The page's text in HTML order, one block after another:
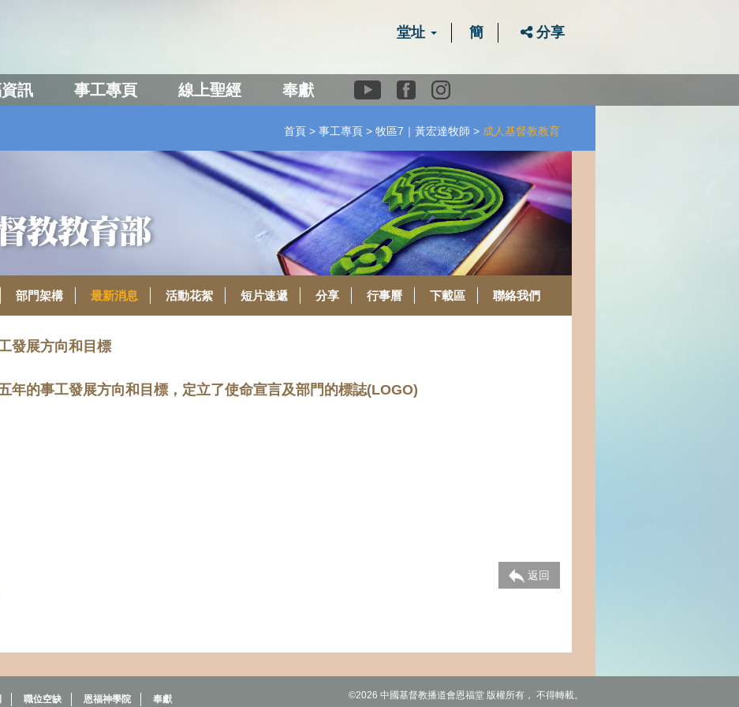
堂址 簡 分享
訊 事工專頁 線上聖經 奉獻
YoutubeFacebook
首頁 事工專頁 牧區7｜黃宏達牧師 成人基督教教育
部門架構 最新消息 活動花絮 短片速遞 分享 行事曆 下載區 聯絡我們
發展方向和目標
年的事工發展方向和目標， 定立了使命宣言及部門的標誌(LOGO)
返回
職位空缺 恩福神學院 奉獻 ©2026 中國基督教播道會恩福堂 版權所有， 不得轉載。